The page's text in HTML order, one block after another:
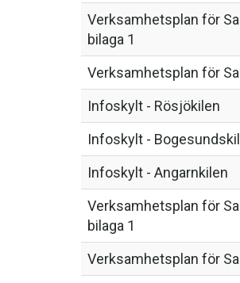
Verksamhetsplan för
bilaga 1
Verksamhetsplan för
Infoskylt - Rösjökilen
Infoskylt -
Infoskylt - Angarnkilen
Verksamhetsplan för
bilaga 1
Verksamhetsplan för